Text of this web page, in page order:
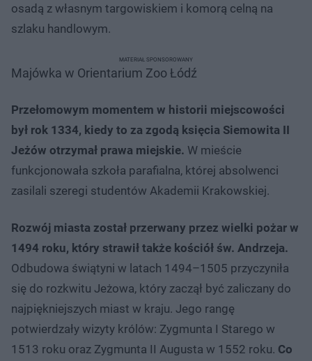
osadą z własnym targowiskiem i komorą celną na
szlaku handlowym.
Majówka w Orientarium Zoo Łódź
MATERIAŁ SPONSOROWANY
Przełomowym momentem w historii miejscowości
był rok 1334, kiedy to za zgodą księcia Siemowita II
Jeżów otrzymał prawa miejskie. W mieście
funkcjonowała szkoła parafialna, której absolwenci
zasilali szeregi studentów Akademii Krakowskiej.
Rozwój miasta został przerwany przez wielki pożar w
1494 roku, który strawił także kościół św. Andrzeja.
Odbudowa świątyni w latach 1494–1505 przyczyniła
się do rozkwitu Jeżowa, który zaczął być zaliczany do
najpiękniejszych miast w kraju. Jego rangę
potwierdzały wizyty królów: Zygmunta I Starego w
1513 roku oraz Zygmunta II Augusta w 1552 roku. Co